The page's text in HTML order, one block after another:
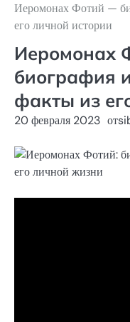
Иеромонах Фотий —
его личной истории
Иеромонах
биография
факты из
20 февраля 2023 от